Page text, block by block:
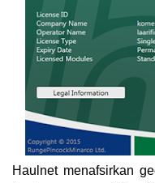
Haulnet menafsirkan